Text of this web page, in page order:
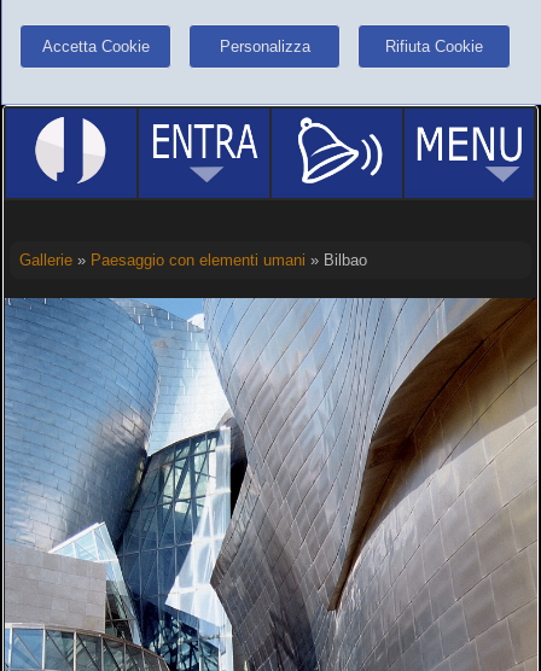
Accetta Cookie Personalizza Rifiuta Cookie
Gallerie» Paesaggio con elementi umani » Bilbao